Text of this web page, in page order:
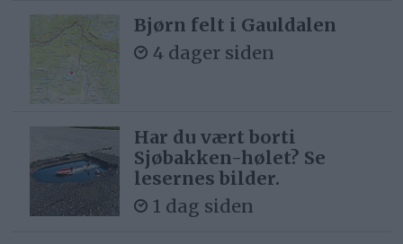
Bjørn felt i Gauldalen
4 dager siden
Har du vært borti
Sjøbakken-hølet? Se
lesernes bilder.
1 dag siden